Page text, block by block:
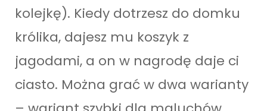
kolejkę). Kiedy dotrzesz do domku
królika, dajesz mu koszyk z
jagodami, a on w nagrodę daje ci
ciasto. Można grać w dwa warianty